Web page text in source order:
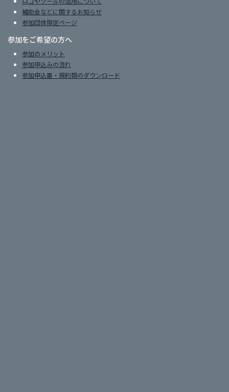
補助金などに関するお知らせ
参加団体限定ページ
参加をご希望の方へ
参加のメリット
参加申込みの流れ
参加申込書・規約類のダウンロード